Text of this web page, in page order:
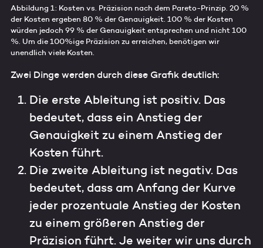
Abbildung 1: Kosten vs. Präzision nach dem Pareto-Prinzip. 20 %
der Kosten ergeben 80 % der Genauigkeit. 100 % der Kosten
würden jedoch 99 % der Genauigkeit entsprechen und nicht 100
%. Um die 100%ige Präzision zu erreichen, benötigen wir
unendlich viele Kosten.
Zwei Dinge werden durch diese Grafik deutlich:
Die erste Ableitung ist positiv. Das
bedeutet, dass ein Anstieg der
Genauigkeit zu einem Anstieg der
Kosten führt.
Die zweite Ableitung ist negativ. Das
bedeutet, dass am Anfang der Kurve
jeder prozentuale Anstieg der Kosten
zu einem größeren Anstieg der
Präzision führt. Je weiter wir uns durch